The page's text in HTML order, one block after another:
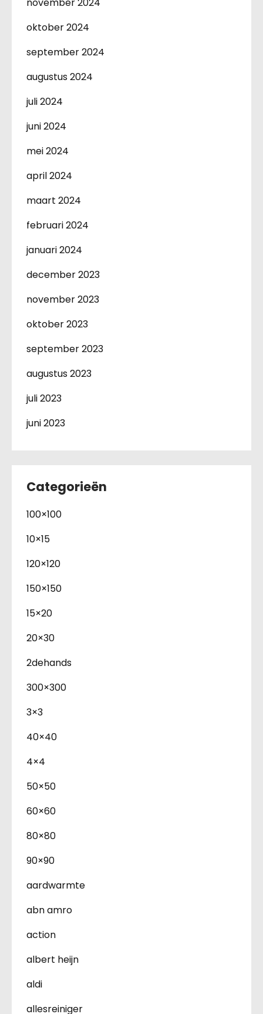
oktober 2024
september 2024
augustus 2024
juli 2024
juni 2024
mei 2024
april 2024
maart 2024
februari 2024
januari 2024
december 2023
november 2023
oktober 2023
september 2023
augustus 2023
juli 2023
juni 2023
Categorieën
100×100
10×15
120×120
150×150
15×20
20×30
2dehands
300×300
3×3
40×40
4×4
50×50
60×60
80×80
90×90
aardwarmte
abn amro
action
albert heijn
aldi
allesreiniger